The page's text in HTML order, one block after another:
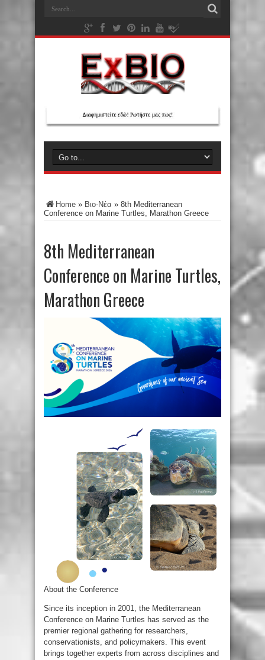
Home » Βιο-Νέα » 8th Mediterranean
Conference on Marine Turtles, Marathon Greece
8th Mediterranean
Conference on Marine Turtles,
Marathon Greece
About the Conference
Since its inception in 2001, the Mediterranean
Conference on Marine Turtles has served as the
premier regional gathering for researchers,
conservationists, and policymakers. This event
brings together experts from across disciplines and